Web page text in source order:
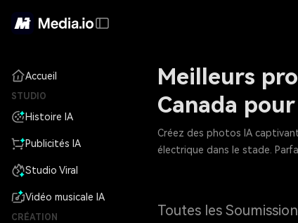
Accueil
STUDIO
Histoire IA
Publicités IA
Studio Viral
Vidéo musicale IA
CRÉATION
Meilleurs
Canada
Créez des photos IA
électrique dans le stade.
Toutes les